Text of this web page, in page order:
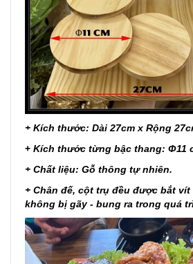
+ Kích thước: Dài 27cm x Rộng
+ Kích thước từng bậc thang: Φ11
+ Chất liệu: Gỗ thông tự nhiên.
+ Chân đế, cột trụ đều được bắt vít
không bị gãy - bung ra trong quá